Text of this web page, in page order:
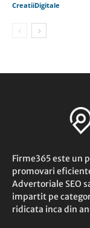
CreatiiDigitale
Firme365 este un
promovari
Advertoriale SEO
impartit pe
ridicata inca din